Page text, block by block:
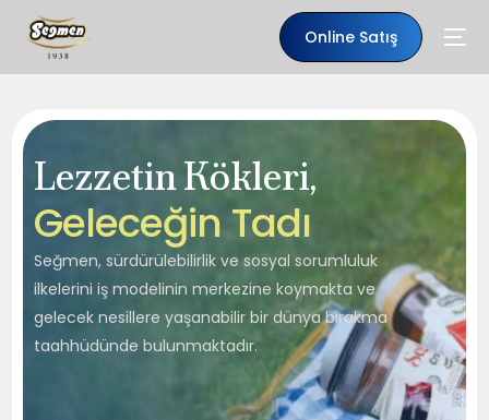
Online Satış
Lezzetin Kökleri,
GeleceğinTadı
Seğmen, sürdürülebilirlik ve sosyal sorumluluk
ilkelerini iş modelinin merkezine koymakta ve
gelecek nesillere yaşanabilir bir dünya bırakma
taahhüdünde bulunmaktadır.